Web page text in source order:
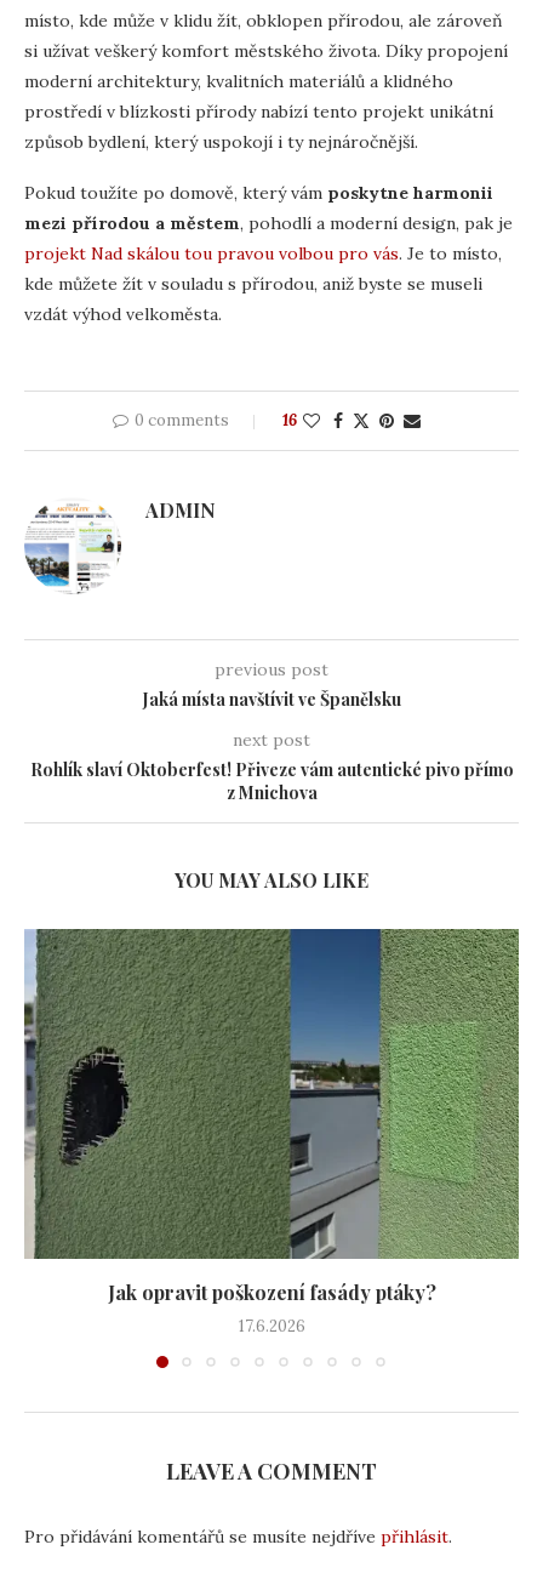
místo, kde může v klidu žít, obklopen přírodou, ale zároveň
si užívat veškerý komfort městského života. Díky propojení
moderní architektury, kvalitních materiálů a klidného
prostředí v blízkosti přírody nabízí tento projekt unikátní
způsob bydlení, který uspokojí i ty nejnáročnější.
Pokud toužíte po domově, který vám poskytne harmonii
mezi přírodou a městem, pohodlí a moderní design, pak je
projekt Nad skálou tou pravou volbou pro vás. Je to místo,
kde můžete žít v souladu s přírodou, aniž byste se museli
vzdát výhod velkoměsta.
0 comments 16
ADMIN
previous post
Jaká místa navštívit ve Španělsku
next post
Rohlík slaví Oktoberfest! Přiveze vám autentické pivo přímo
z Mnichova
YOU MAY ALSO LIKE
Jak opravit poškození fasády ptáky?
17.6.2026
LEAVE A COMMENT
Pro přidávání komentářů se musíte nejdříve přihlásit.